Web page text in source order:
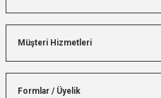
Müşteri Hizmetleri
Formlar / Üyelik